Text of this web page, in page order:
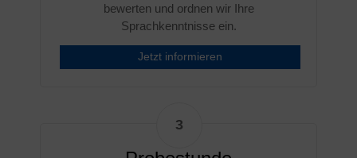
bewerten und ordnen wir Ihre
Sprachkenntnisse ein.
Jetzt informieren